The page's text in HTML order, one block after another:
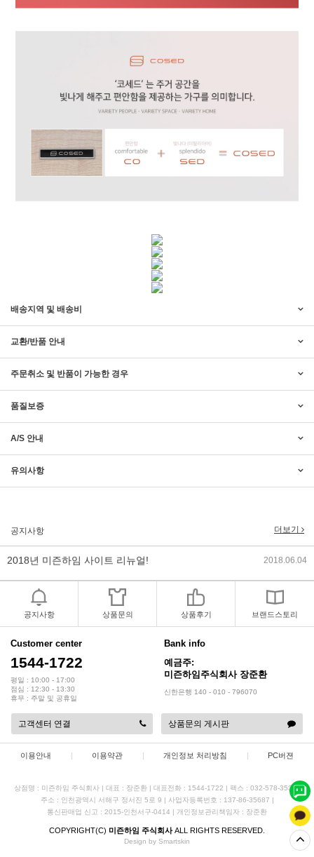
배송지역 및 배송비
교환/반품 안내
주문취소 및 반품이 가능한 경우
품질보증
A/S 안내
유의사항
공지사항 더보기
2017년 미즌하임 리뉴얼 2017.03.06
2018년 미즌하임 사이트 리뉴얼! 2018.06.04
2018년 야휴회 공지[상담/배송조..
2018년 모바일샵 리뉴얼 업데이.. 2018.04.10
2019년 설 명절 배송지연 안내 2019.01.23
공지사항 상품문의 상품후기 브랜드스토리
Customer center
1544-1722
평일 : 10:00 - 17:00
점심 : 12:30 - 13:30
휴무 : 주말 및 공휴일
Bank info
예금주:
미즌하임주식회사 장준환
신한은행 140 - 010 - 796070
고객센터 연결 상품문의 게시판
이용안내 | 이용약관 | 개인정보 처리방침 | PC버젼
상점명 : 미즌하임 주식회사 | 대표 : 장준환 | 대표전화 : 1544-1722 | 팩스 : 032-578-3538 |
주소 : 인천광역시 서해구 정서진 5로 9 | 사업자등록번호 : 137-86-35687 |
통신판매업 신고 : 2015-인천서구-0414 | 개인정보관리책임자 : 장준환
COPYRIGHT(C) 미즌하임 주식회사ALL RIGHTS RESERVED.